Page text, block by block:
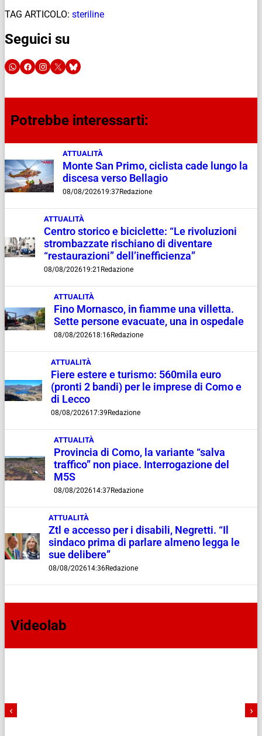
TAG ARTICOLO: steriline
Seguici su
Potrebbe interessarti:
ATTUALITÀ
Monte San Primo, ciclista cade lungo la
discesa verso Bellagio
08/08/202619:37Redazione
ATTUALITÀ
Centro storico e biciclette: “Le rivoluzioni
strombazzate rischiano di diventare
“restaurazioni” dell’inefficienza”
08/08/202619:21 Redazione
ATTUALITÀ
Fino Mornasco, in fiamme una villetta.
Sette persone evacuate, una in ospedale
08/08/202618:16Redazione
ATTUALITÀ
Fiere estere e turismo: 560mila euro
(pronti 2 bandi) per le imprese di Como e
di Lecco
08/08/202617:39 Redazione
ATTUALITÀ
Provincia di Como, la variante “salva
traffico” non piace. Interrogazione del
M5S
08/08/202614:37Redazione
ATTUALITÀ
Ztl e accesso per i disabili, Negretti. “Il
sindaco prima di parlare almeno legga le
sue delibere”
08/08/202614:36Redazione
Videolab
‹ ›